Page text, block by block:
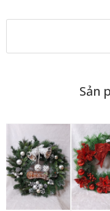
Sản